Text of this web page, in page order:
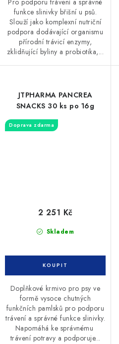
Pro podporu trávení a správné
funkce slinivky břišní u psů.
Slouží jako komplexní nutriční
podpora dodávající organismu
přírodní trávicí enzymy,
zklidňující byliny a probiotika,...
JTPHARMA PANCREA
SNACKS 30 ks po 16g
Doprava zdarma
Skladem
2 251 Kč
Doplňkové krmivo pro psy ve
formě vysoce chutných
funkčních pamlsků pro podporu
trávení a správné funkce slinivky.
Napomáhá ke správnému
trávení potravy a podporuje...